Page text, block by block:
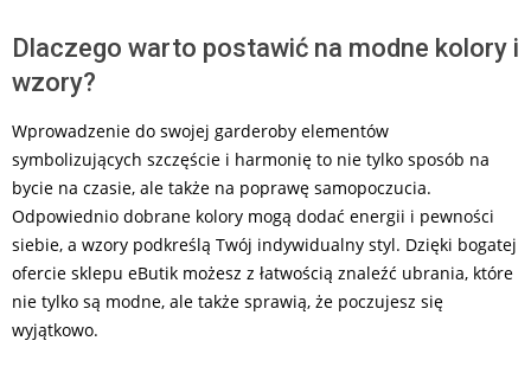
Dlaczego warto postawić na modne kolory i
wzory?
Wprowadzenie do swojej garderoby elementów
symbolizujących szczęście i harmonię to nie tylko sposób na
bycie na czasie, ale także na poprawę samopoczucia.
Odpowiednio dobrane kolory mogą dodać energii i pewności
siebie, a wzory podkreślą Twój indywidualny styl. Dzięki bogatej
ofercie sklepu eButik możesz z łatwością znaleźć ubrania, które
nie tylko są modne, ale także sprawią, że poczujesz się
wyjątkowo.